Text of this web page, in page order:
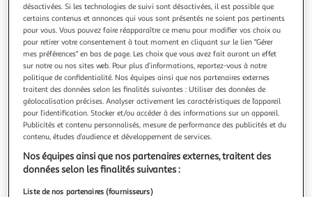
CLEMENTONI
Atelier du Tatouage
Vous voulez connaître le prix de ce produit ?
Afficher le prix
désactivées. Si les technologies de suivi sont désactivées, il est possible que
certains contenus et annonces qui vous sont présentés ne soient pas pertinents
pour vous. Vous pouvez faire réapparaître ce menu pour modifier vos choix ou
pour retirer votre consentement à tout moment en cliquant sur le lien "Gérer
mes préférences" en bas de page. Les choix que vous avez fait auront un effet
sur notre ou nos sites web. Pour plus d’informations, reportez-vous à notre
politique de confidentialité. Nos équipes ainsi que nos partenaires externes
traitent des données selon les finalités suivantes : Utiliser des données de
géolocalisation précises. Analyser activement les caractéristiques de l’appareil
pour l’identification. Stocker et/ou accéder à des informations sur un appareil.
Publicités et contenu personnalisés, mesure de performance des publicités et du
contenu, études d’audience et développement de services.
Nos équipes ainsi que nos partenaires externes, traitent des
données selon les finalités suivantes :
Liste de nos partenaires (fournisseurs)